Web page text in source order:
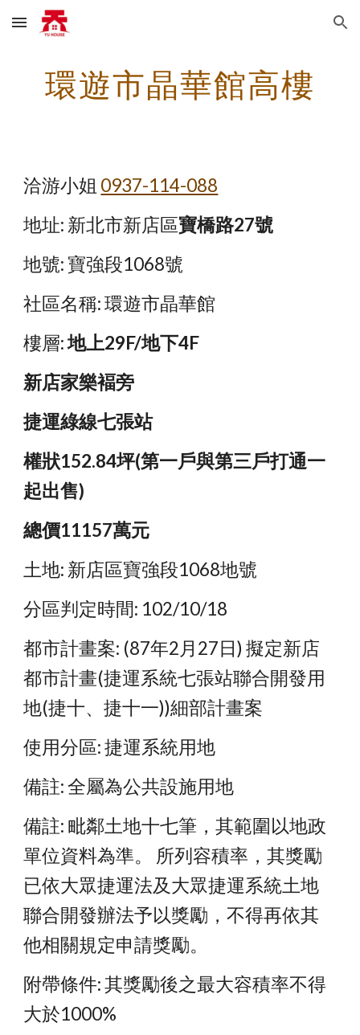
Skip to main content Skip to navigation
環遊市晶華館高樓
洽游小姐 0937-114-088
地址: 新北市新店區寶橋路27號
地號: 寶強段1068號
社區名稱: 環遊市晶華館
樓層: 地上29F/地下4F
新店家樂褔旁
捷運綠線七張站
權狀152.84坪(第一戶與第三戶打通一
起出售)
總價11157萬元
土地: 新店區寶強段1068地號
分區判定時間: 102/10/18
都市計畫案: (87年2月27日) 擬定新店
都市計畫(捷運系統七張站聯合開發用
地(捷十、捷十一))細部計畫案
使用分區: 捷運系統用地
備註: 全屬為公共設施用地
備註: 毗鄰土地十七筆，其範圍以地政
單位資料為準。 所列容積率，其獎勵
已依大眾捷運法及大眾捷運系統土地
聯合開發辦法予以獎勵，不得再依其
他相關規定申請獎勵。
附帶條件: 其獎勵後之最大容積率不得
大於1000%